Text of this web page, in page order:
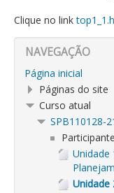
Clique no link
NAVEGAÇÃO
Página inicial
Páginas do site
Curso atual
SPB110128-
Unidade
Unidade